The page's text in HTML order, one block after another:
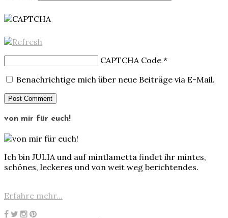
CAPTCHA Code *
Benachrichtige mich über neue Beiträge via E-Mail.
von mir für euch!
Ich bin JULIA und auf mintlametta findet ihr mintes,
schönes, leckeres und von weit weg berichtendes.
Erfahre mehr...